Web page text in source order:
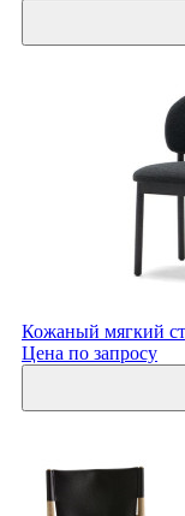
Кожаный мягкий
Цена по запросу